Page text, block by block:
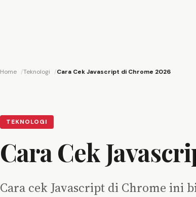
Home Teknologi Cara Cek Javascript di Chrome 2026
TEKNOLOGI
Cara Cek
Cara cek Javascript di Chrome ini